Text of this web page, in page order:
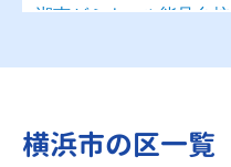
湘南ゼミナール能見台校
ト上。
横浜市の区一覧